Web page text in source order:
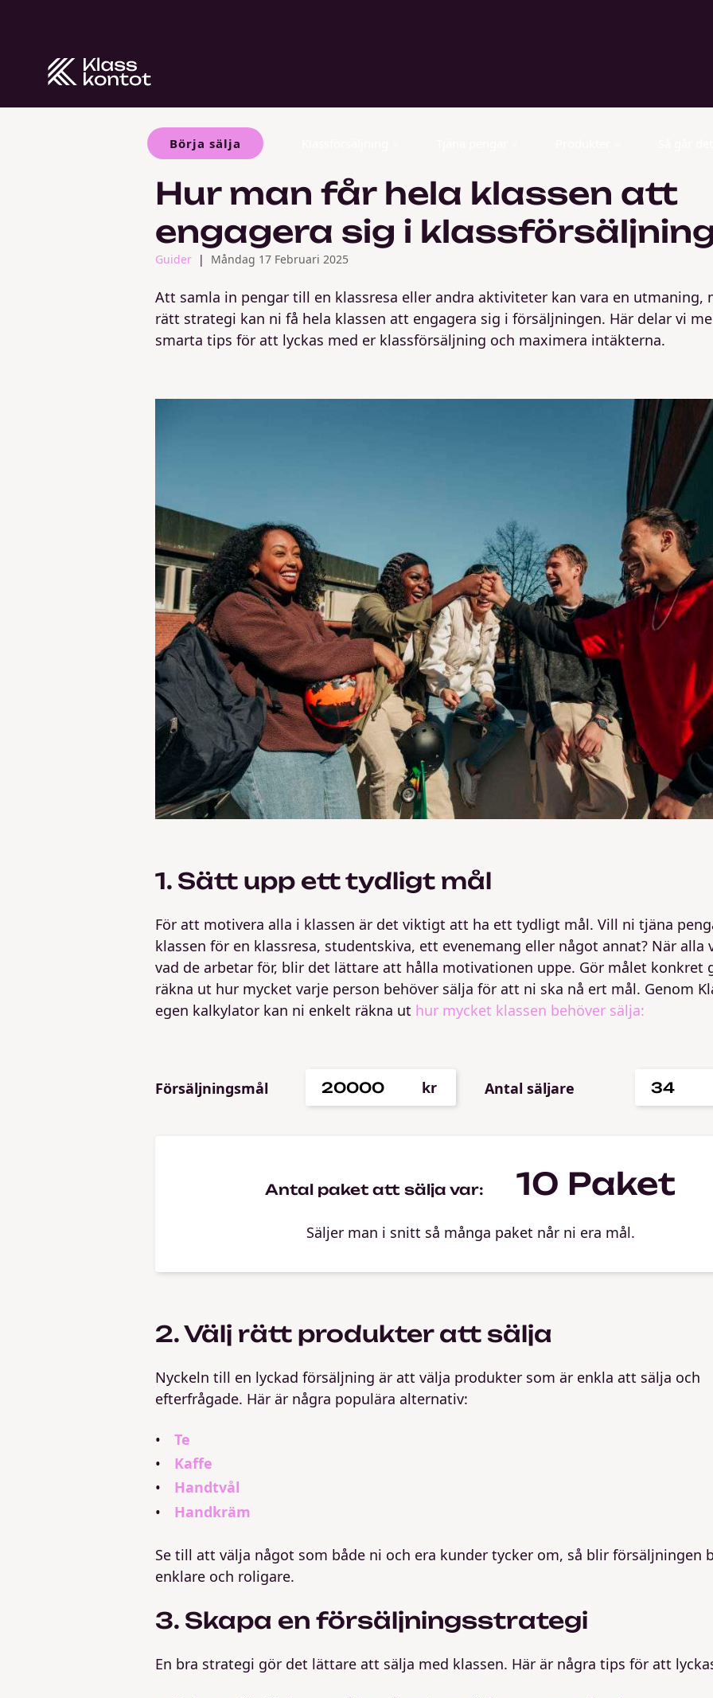
Börja sälja
Hur man får hela klassen att
engagera sig i
Guider Måndag 17 Februari 2025
Att samla in pengar till en klassresa eller andra aktiviteter kan vara en utmaning,
rätt strategi kan ni få hela klassen att engagera sig i försäljningen. Här delar vi
smarta tips för att lyckas med er klassförsäljning och maximera intäkterna.
1. Sätt upp ett tydligt mål
För att motivera alla i klassen är det viktigt att ha ett tydligt mål. Vill ni tjäna
klassen för en klassresa, studentskiva, ett evenemang eller något annat? När alla
vad de arbetar för, blir det lättare att hålla motivationen uppe. Gör målet konkret
räkna ut hur mycket varje person behöver sälja för att ni ska nå ert mål. Genom
egen kalkylator kan ni enkelt räkna ut hur mycket klassen behöver sälja:
Försäljningsmål kr Antal säljare
Antal paket att sälja var: 10 Paket
Säljer man i snitt så många paket når ni era mål.
2. Välj rätt produkter att sälja
Nyckeln till en lyckad försäljning är att välja produkter som är enkla att sälja och
efterfrågade. Här är några populära alternativ:
Te
Kaffe
Handtvål
Handkräm
Se till att välja något som både ni och era kunder tycker om, så blir försäljningen
enklare och roligare.
3. Skapa en försäljningsstrategi
En bra strategi gör det lättare att sälja med klassen. Här är några tips för att